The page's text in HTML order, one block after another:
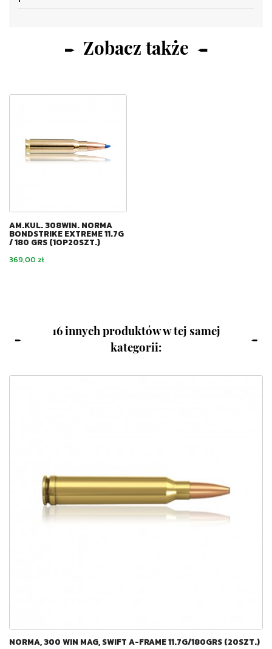
Zobacz także
AM.KUL. 308WIN. NORMA
BONDSTRIKE EXTREME 11.7G
/ 180 GRS (1OP20SZT.)
Cena
369,00 zł
16 innych produktów w tej samej
kategorii:
NORMA, 300 WIN MAG, SWIFT A-FRAME 11.7G/180GRS (20SZT.)